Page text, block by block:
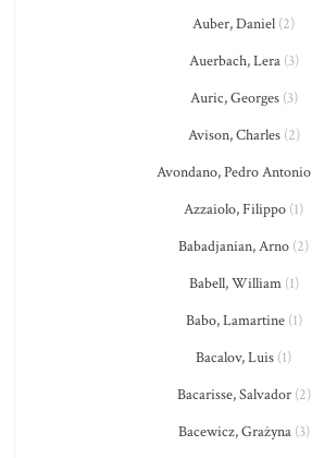
Auber, Daniel (2)
Auerbach, Lera(3)
Auric, Georges(3)
Avison, Charles(2)
Avondano, Pedro Antonio
Azzaiolo, Filippo (1)
Babadjanian, Arno (2)
Babell, William(1)
Babo, Lamartine(1)
Bacalov, Luis (1)
Bacarisse, Salvador(2)
Bacewicz, Grażyna(3)